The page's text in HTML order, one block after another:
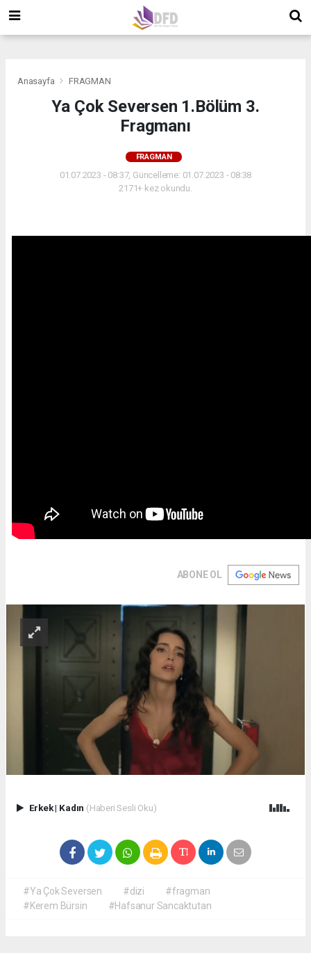
Anasayfa FRAGMAN
Ya Çok Seversen 1.Bölüm 3.
Fragmanı
FRAGMAN
01.07.2023 - 08:37, Güncelleme: 01.07.2023 - 08:38
2171+ kez okundu.
ABONE OL
Erkek| Kadın (Haberi Sesli Oku)
#Ya Çok Seversen #dizi
#fragman
#Kerem Bürsin
#Hafsanur Sancaktutan